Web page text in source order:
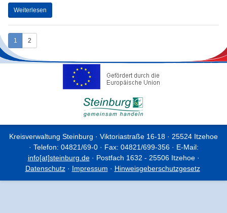
Weiterlesen
1 2
Kreisverwaltung Steinburg · Viktoriastraße 16-18 · 25524 Itzehoe
· Telefon: 04821/69-0 · Fax: 04821/699-356 · E-Mail:
info[at]steinburg.de· Postfach 1632 - 25506 Itzehoe ·
Datenschutz· Impressum · Hinweisgeberschutzgesetz